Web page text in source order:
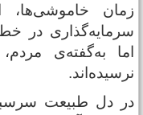
خاموشی‌ها،
در
به‌گفته‌ی مردم،
دل طبیعت سرسبز